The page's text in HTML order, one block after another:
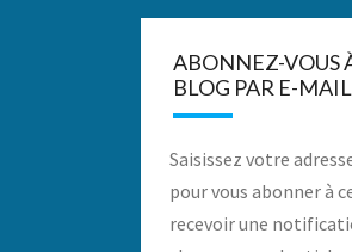
ABONNEZ-VOUS
BLOG PAR E-
Saisissez votre
pour vous abonner à
recevoir une